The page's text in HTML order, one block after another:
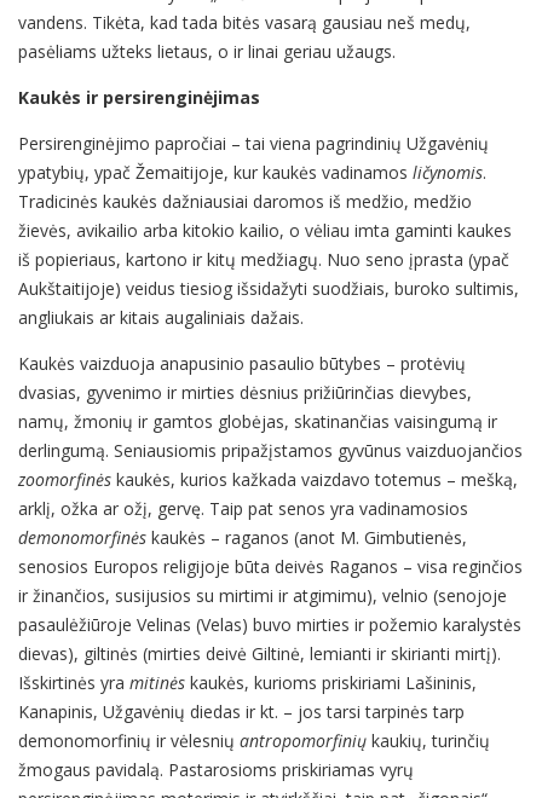
vandens. Tikėta, kad tada bitės vasarą gausiau neš medų,
pasėliams užteks lietaus, o ir linai geriau užaugs.
Kaukės ir persirenginėjimas
Persirenginėjimo papročiai – tai viena pagrindinių Užgavėnių
ypatybių, ypač Žemaitijoje, kur kaukės vadinamos ličynomis.
Tradicinės kaukės dažniausiai daromos iš medžio, medžio
žievės, avikailio arba kitokio kailio, o vėliau imta gaminti kaukes
iš popieriaus, kartono ir kitų medžiagų. Nuo seno įprasta (ypač
Aukštaitijoje) veidus tiesiog išsidažyti suodžiais, buroko sultimis,
angliukais ar kitais augaliniais dažais.
Kaukės vaizduoja anapusinio pasaulio būtybes – protėvių
dvasias, gyvenimo ir mirties dėsnius prižiūrinčias dievybes,
namų, žmonių ir gamtos globėjas, skatinančias vaisingumą ir
derlingumą. Seniausiomis pripažįstamos gyvūnus vaizduojančios
zoomorfinės kaukės, kurios kažkada vaizdavo totemus – mešką,
arklį, ožka ar ožį, gervę. Taip pat senos yra vadinamosios
demonomorfinės kaukės – raganos (anot M. Gimbutienės,
senosios Europos religijoje būta deivės Raganos – visa reginčios
ir žinančios, susijusios su mirtimi ir atgimimu), velnio (senojoje
pasaulėžiūroje Velinas (Velas) buvo mirties ir požemio karalystės
dievas), giltinės (mirties deivė Giltinė, lemianti ir skirianti mirtį).
Išskirtinės yra mitinės kaukės, kurioms priskiriami Lašininis,
Kanapinis, Užgavėnių diedas ir kt. – jos tarsi tarpinės tarp
demonomorfinių ir vėlesnių antropomorfinių kaukių, turinčių
žmogaus pavidalą. Pastarosioms priskiriamas vyrų